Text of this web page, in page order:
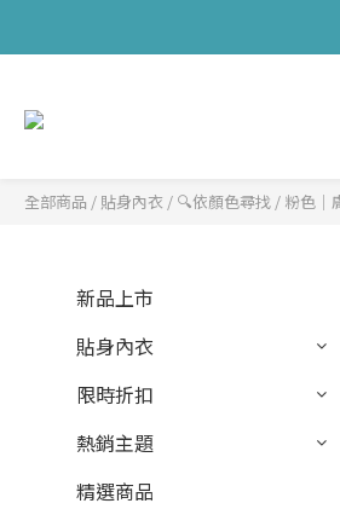
全部商品 / 貼身內衣 / 🔍依顏色尋找 / 粉色｜
新品上市
貼身內衣
限時折扣
熱銷主題
精選商品